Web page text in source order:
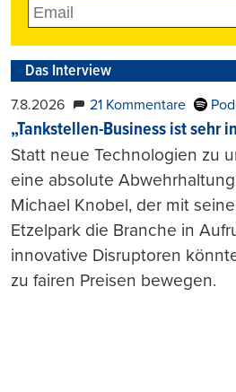
Das Interview
7.8.2026 21 Kommentare
„Tankstellen-Business ist sehr
Statt neue Technologien zu
eine absolute
Michael Knobel, der mit
Etzelpark die Branche in
innovative Disruptoren
zu fairen Preisen bewegen.